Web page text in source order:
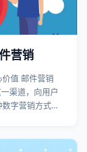
营销
值 邮件营销
渠道，向用户
字营销方式。